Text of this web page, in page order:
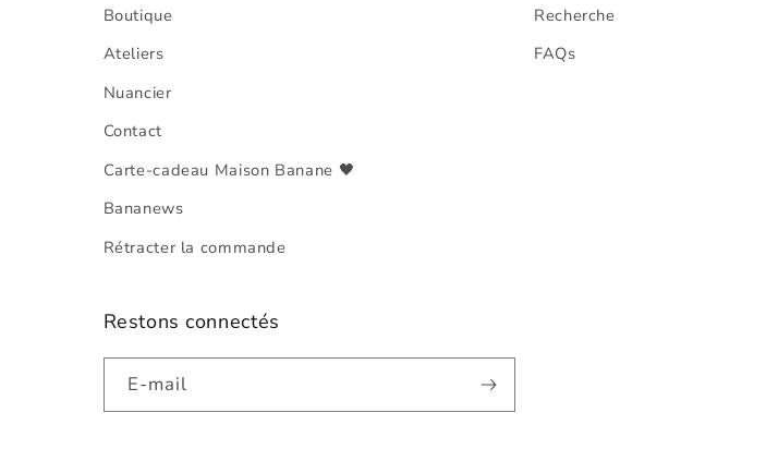
Boutique
Ateliers
Nuancier
Contact
Carte-cadeau Maison Banane 🖤
Bananews
Rétracter la commande
Recherche
FAQs
Restons connectés
E-mail